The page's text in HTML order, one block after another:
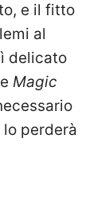
e il fitto
al
delicato
Magic
lo perderà